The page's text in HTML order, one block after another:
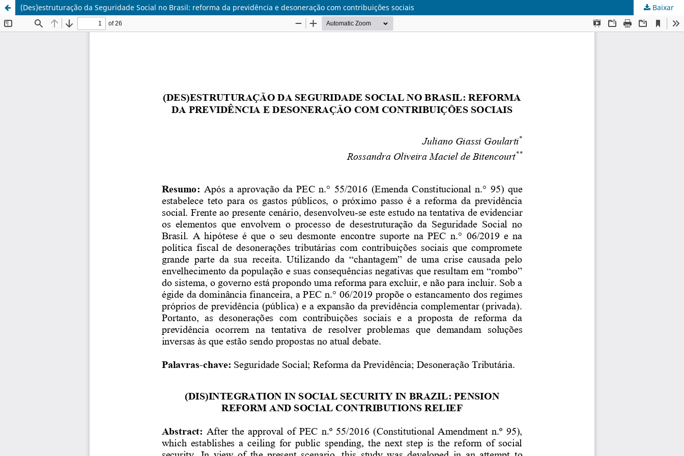
(Des)estruturação da Seguridade Social no Brasil: reforma da previdência e desoneração com contribuições sociais Baixar